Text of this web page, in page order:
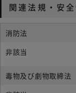
関連法規・安全
消防法
非該当
毒物及び劇物取締法